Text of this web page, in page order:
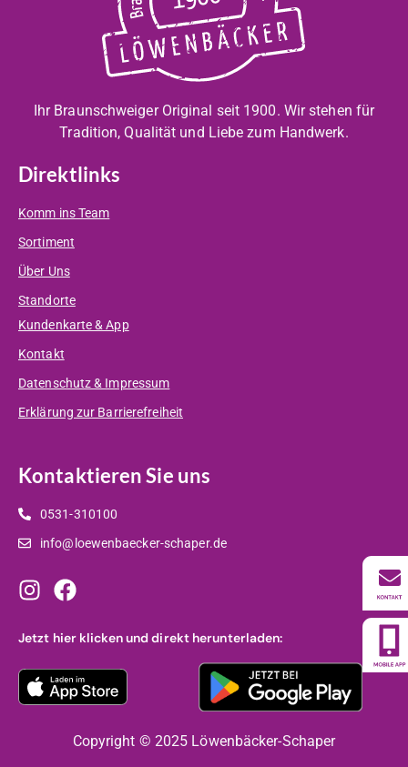
Ihr Braunschweiger Original seit 1900. Wir stehen für
Tradition, Qualität und Liebe zum Handwerk.
Direktlinks
Komm ins Team
Sortiment
Über Uns
Standorte
Kundenkarte & App
Kontakt
Datenschutz & Impressum
Erklärung zur Barrierefreiheit
Kontaktieren Sie uns
0531-310100
info@loewenbaecker-schaper.de
Jetzt hier klicken und direkt herunterladen:
Copyright © 2025 Löwenbäcker-Schaper